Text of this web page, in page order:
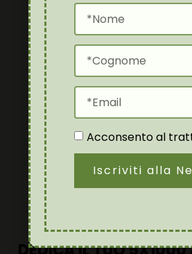
lucrative di utilità sociale,
di promozione sociale,
fondazioni“.
Firma nel riquadro
Acconsento al
Iscriviti alla